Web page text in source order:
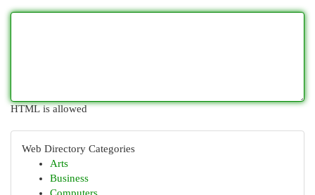
HTML is allowed
Web Directory Categories
Arts
Business